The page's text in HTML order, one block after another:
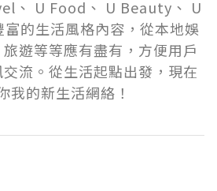
、 U Food、 U Beauty、 U
的生活風格內容，從本地娛
遊等等應有盡有，方便用戶
流。從生活起點出發，現在
我的新生活網絡！